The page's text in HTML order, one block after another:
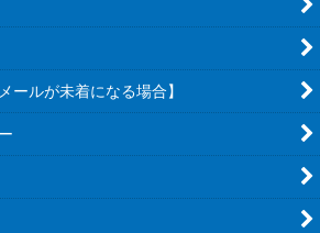
ールが未着になる場合】